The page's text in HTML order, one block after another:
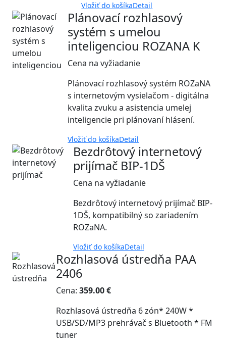
Vložiť do košíkaDetail
Plánovací rozhlasový
systém s umelou
inteligenciou ROZANA K
Cena na vyžiadanie
Plánovací rozhlasový systém ROZaNA
s internetovým vysielačom - digitálna
kvalita zvuku a asistencia umelej
inteligencie pri plánovaní hlásení.
Vložiť do košíkaDetail
Bezdrôtový internetový
prijímač BIP-1DŠ
Cena na vyžiadanie
Bezdrôtový internetový prijímač BIP-
1DŠ, kompatibilný so zariadením
ROZaNA.
Vložiť do košíkaDetail
Rozhlasová ústredňa PAA
2406
Cena: 359.00 €
Rozhlasová ústredňa 6 zón* 240W *
USB/SD/MP3 prehrávač s Bluetooth * FM
tuner